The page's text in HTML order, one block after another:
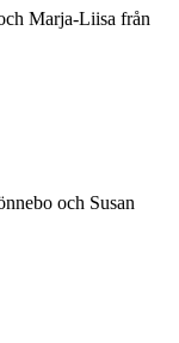
Marja-Liisa från
och Susan